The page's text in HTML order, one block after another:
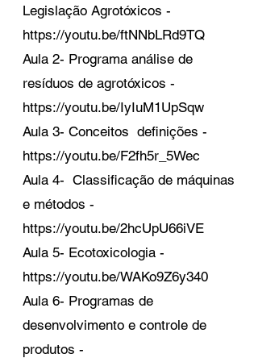
Legislação Agrotóxicos -
https://youtu.be/ftNNbLRd9TQ
Aula 2- Programa análise de
resíduos de agrotóxicos -
https://youtu.be/IyIuM1UpSqw
Aula 3- Conceitos definições -
https://youtu.be/F2fh5r_5Wec
Aula 4- Classificação de máquinas
e métodos -
https://youtu.be/2hcUpU66iVE
Aula 5- Ecotoxicologia -
https://youtu.be/WAKo9Z6y340
Aula 6- Programas de
desenvolvimento e controle de
produtos -